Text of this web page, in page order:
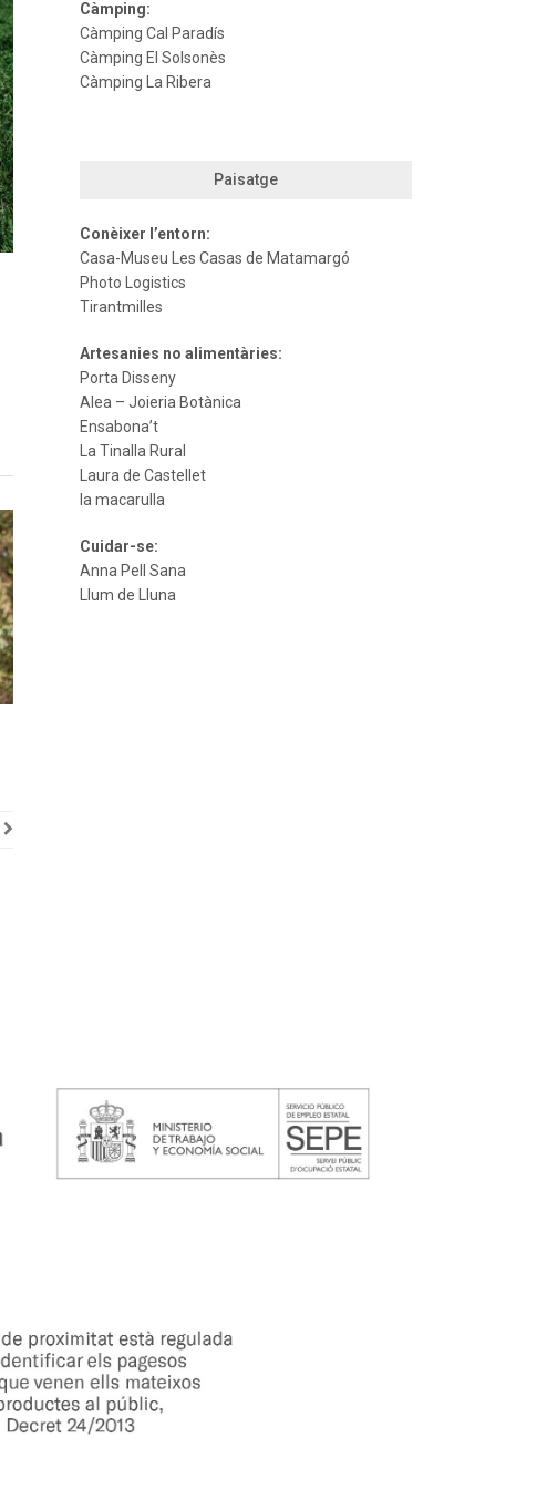
Càmping:
Càmping Cal Paradís
Càmping El Solsonès
Càmping La Ribera
Paisatge
Conèixer l’entorn:
Casa-Museu Les Casas de Matamargó
Photo Logistics
Tirantmilles
Artesanies no alimentàries:
Porta Disseny
Alea – Joieria Botànica
Ensabona’t
La Tinalla Rural
Laura de Castellet
la macarulla
Cuidar-se:
Anna Pell Sana
Llum de Lluna